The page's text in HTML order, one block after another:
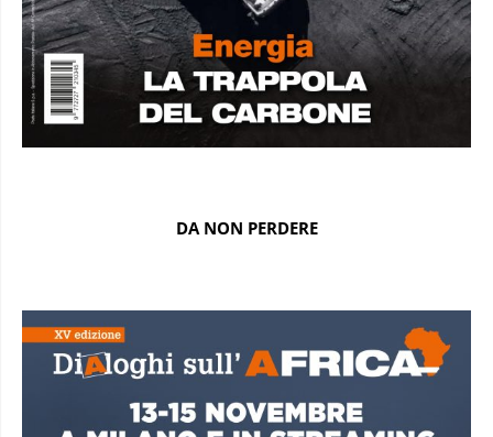
DA NON PERDERE